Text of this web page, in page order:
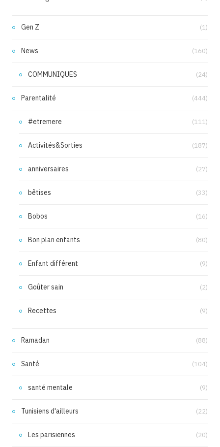
Gen Z (1)
News (160)
COMMUNIQUES (24)
Parentalité (444)
#etremere (111)
Activités&Sorties (187)
anniversaires (27)
bêtises (33)
Bobos (16)
Bon plan enfants (80)
Enfant différent (9)
Goûter sain (2)
Recettes (9)
Ramadan (88)
Santé (104)
santé mentale (9)
Tunisiens d'ailleurs (22)
Les parisiennes (20)